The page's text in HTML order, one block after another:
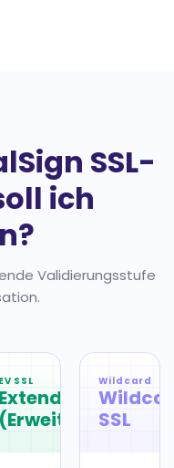
SSL-
ich
Validierungsstufe
EV SSL
ExtendedSSL
(Erweitert)
Wildcard
SSL